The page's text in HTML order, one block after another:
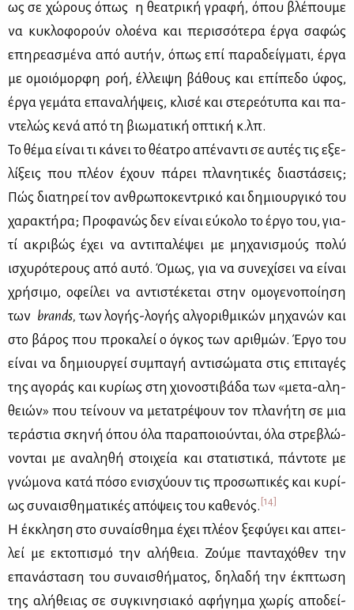
ως σε χώ­ρους όπως η θε­α­τρι­κή γρα­φή, όπου βλέ­που­με
να κυ­κλο­φο­ρούν ολο­έ­να και πε­ρισ­σό­τε­ρα έρ­γα σα­φώς
επη­ρε­α­σμέ­να από αυ­τήν, όπως επί πα­ρα­δείγ­μα­τι, έρ­γα
με ομοιό­μορ­φη ροή, έλ­λει­ψη βά­θους και επί­πε­δο ύφος,
έρ­γα γε­μά­τα επα­να­λή­ψεις, κλι­σέ και στε­ρε­ό­τυ­πα και πα­
ντε­λώς κε­νά από τη βιω­μα­τι­κή οπτι­κή κ.λπ.
Το θέ­μα εί­ναι τι κά­νει το θέ­α­τρο απέ­να­ντι σε αυ­τές τις εξε­
λί­ξεις που πλέ­ον έχουν πά­ρει πλα­νη­τι­κές δια­στά­σεις;
Πώς δια­τη­ρεί τον αν­θρω­πο­κε­ντρι­κό και δη­μιουρ­γι­κό του
χα­ρα­κτή­ρα; Προ­φα­νώς δεν εί­ναι εύ­κο­λο το έρ­γο του, για­
τί ακρι­βώς έχει να αντι­πα­λέ­ψει με μη­χα­νι­σμούς πο­λύ
ισχυ­ρό­τε­ρους από αυ­τό. Όμως, για να συ­νε­χί­σει να εί­ναι
χρή­σι­μο, οφεί­λει να αντι­στέ­κε­ται στην ομο­γε­νο­ποί­η­ση
των brands, των λο­γής-λο­γής αλ­γο­ριθ­μι­κών μη­χα­νών και
στο βά­ρος που προ­κα­λεί ο όγκος των αριθ­μών. Έρ­γο του
εί­ναι να δη­μιουρ­γεί συ­μπα­γή αντι­σώ­μα­τα στις επι­τα­γές
της αγο­ράς και κυ­ρί­ως στη χιο­νο­στι­βά­δα των «με­τα-αλη­
θειών» που τεί­νουν να με­τα­τρέ­ψουν τον πλα­νή­τη σε μια
τε­ρά­στια σκη­νή όπου όλα πα­ρα­ποιού­νται, όλα στρε­βλώ­
νο­νται με ανα­λη­θή στοι­χεία και στα­τι­στι­κά, πά­ντο­τε με
γνώ­μο­να κα­τά πό­σο ενι­σχύ­ουν τις προ­σω­πι­κές και κυ­ρί­
ως συ­ναι­σθη­μα­τι­κές από­ψεις του κα­θε­νός. [14]
H έκ­κλη­ση στο συ­ναί­σθη­μα έχει πλέ­ον ξε­φύ­γει και απει­
λεί με εκτο­πι­σμό την αλή­θεια. Ζού­με πα­ντα­χό­θεν την
επα­νά­στα­ση του συ­ναι­σθή­μα­τος, δη­λα­δή την έκ­πτω­ση
της αλή­θειας σε συ­γκι­νη­σια­κό αφή­γη­μα χω­ρίς απο­δεί­